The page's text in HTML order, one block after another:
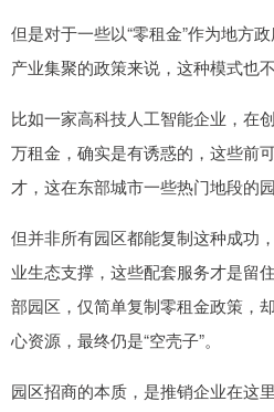
但是对于一些以“零租金”作为地方
产业集聚的政策来说，这种模式也
比如一家高科技人工智能企业，在
万租金，确实是有诱惑的，这些前
才，这在东部城市一些热门地段的
但并非所有园区都能复制这种成功
业生态支撑，这些配套服务才是留
部园区，仅简单复制零租金政策，
心资源，最终仍是“空壳子”。
园区招商的本质，是推销企业在这